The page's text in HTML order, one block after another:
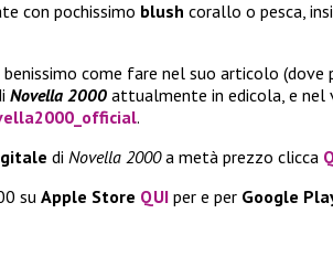
con pochissimo blush corallo o pesca,
come fare nel suo articolo (dove
Novella 2000 attualmente in edicola, e nel
.
di Novella 2000a metà prezzo clicca
su Apple Store QUI per e per Google